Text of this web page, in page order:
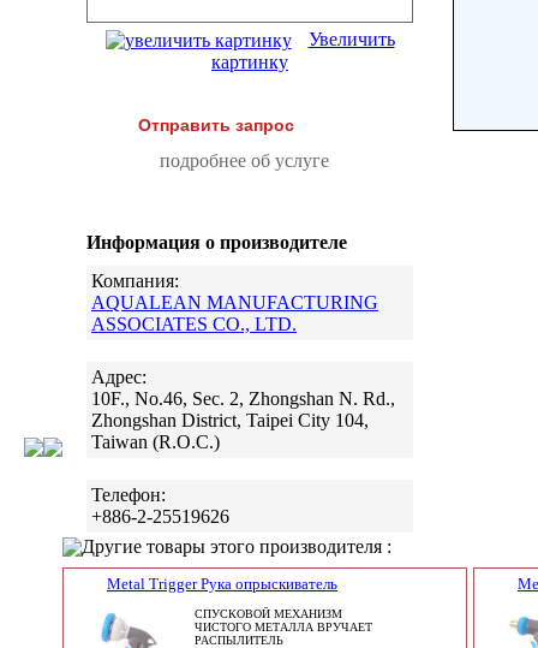
Увеличить
картинку
Отправить запрос
подробнее об услуге
Информация о производителе
Компания:
AQUALEAN MANUFACTURING
ASSOCIATES CO., LTD.
Адрес:
10F., No.46, Sec. 2, Zhongshan N. Rd.,
Zhongshan District, Taipei City 104,
Taiwan (R.O.C.)
Телефон:
+886-2-25519626
Другие товары этого производителя :
Metal Trigger Рука опрыскиватель
СПУСКОВОЙ МЕХАНИЗМ
ЧИСТОГО МЕТАЛЛА ВРУЧАЕТ
РАСПЫЛИТЕЛЬ